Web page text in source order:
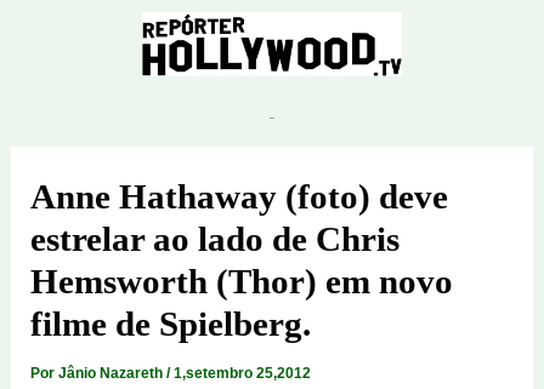
Anne Hathaway (foto) deve
estrelar ao lado de Chris
Hemsworth (Thor) em novo
filme de Spielberg.
Por Jânio Nazareth /1,setembro 25,2012